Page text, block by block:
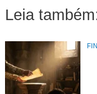
Leia